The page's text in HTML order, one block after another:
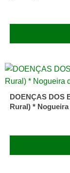
DOENÇAS DOS
Rural) *